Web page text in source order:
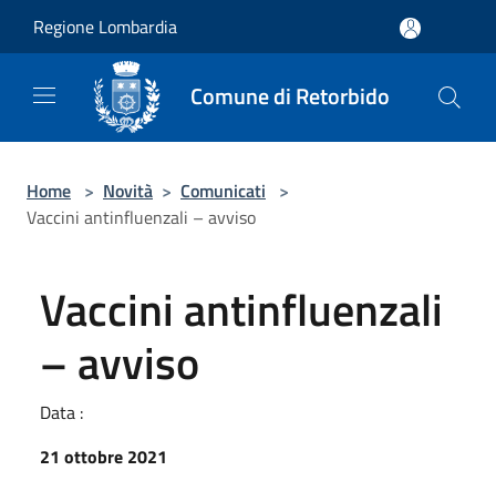
Regione Lombardia
Comune di Retorbido
Home > Novità > Comunicati >
Vaccini antinfluenzali – avviso
Vaccini antinfluenzali
– avviso
Data :
21 ottobre 2021